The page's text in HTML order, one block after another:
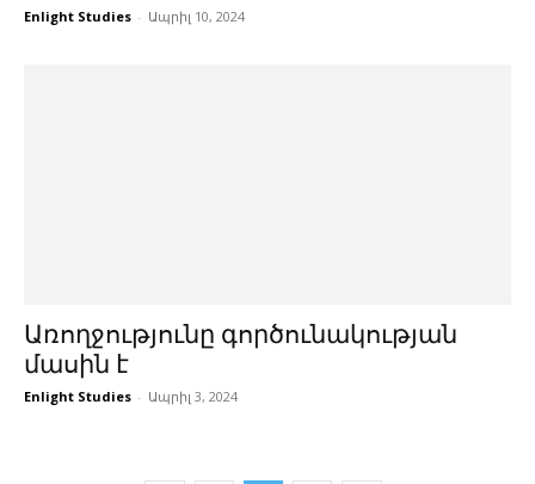
Enlight Studies - Ապրիլ 10, 2024
Առողջությունը գործունակության
մասին է
Enlight Studies - Ապրիլ 3, 2024